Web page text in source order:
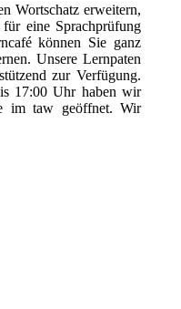
Wortschatz erweitern,
eine Sprachprüfung
können Sie ganz
Unsere Lernpaten
zur Verfügung.
17:00 Uhr haben wir
im taw geöffnet. Wir